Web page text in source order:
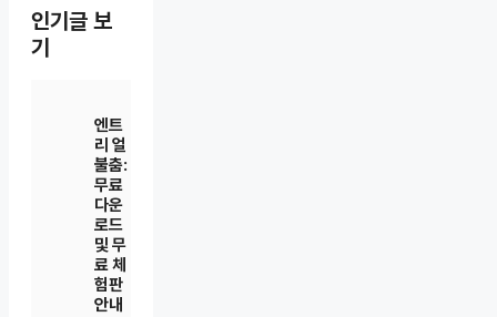
인기글 보
기
엔트
리 얼
불춤:
무료
다운
로드
및 무
료 체
험판
안내